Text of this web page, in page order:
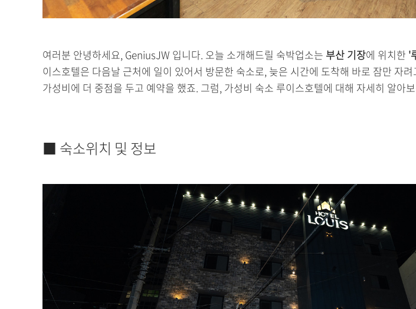
여러분 안녕하세요, GeniusJW 입니다. 오늘 소개해드릴 숙박업소는 부산 기장에 위치한 '
이스호텔은 다음날 근처에 일이 있어서 방문한 숙소로, 늦은 시간에 도착해 바로 잠만 자
가성비에 더 중점을 두고 예약을 했죠. 그럼, 가성비 숙소 루이스호텔에 대해 자세히 알아
■ 숙소위치 및 정보